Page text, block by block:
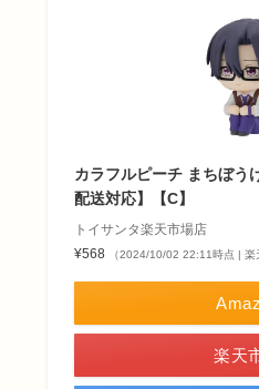
カラフルピーチ まちぼう
配送対応】【C】
トイサンタ楽天市場店
¥568
（2024/10/02 22:11時点 | 楽
楽天